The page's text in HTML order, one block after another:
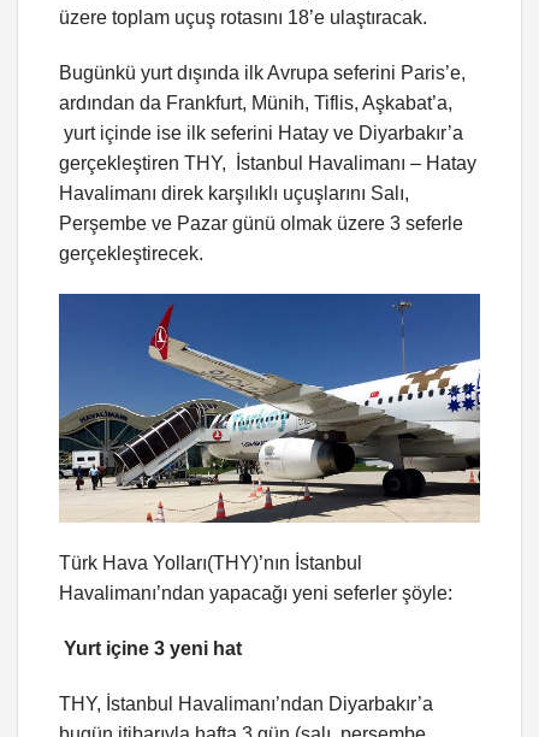
üzere toplam uçuş rotasını 18’e ulaştıracak.
Bugünkü yurt dışında ilk Avrupa seferini Paris’e,
ardından da Frankfurt, Münih, Tiflis, Aşkabat’a,
yurt içinde ise ilk seferini Hatay ve Diyarbakır’a
gerçekleştiren THY, İstanbul Havalimanı – Hatay
Havalimanı direk karşılıklı uçuşlarını Salı,
Perşembe ve Pazar günü olmak üzere 3 seferle
gerçekleştirecek.
Türk Hava Yolları(THY)’nın İstanbul
Havalimanı’ndan yapacağı yeni seferler şöyle:
Yurt içine 3 yeni hat
THY, İstanbul Havalimanı’ndan Diyarbakır’a